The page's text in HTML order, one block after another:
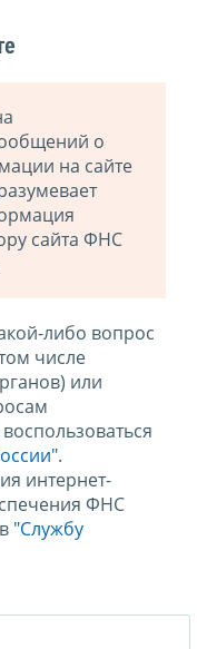
о
на сайте
сайта ФНС
либо вопрос
числе
или
.
интернет-
ФНС
"Службу